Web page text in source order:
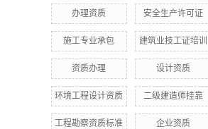
办理资质 安全生产许可证
施工专业承包 建筑业技工证培训
资质办理 设计资质
环境工程设计资质 二级建造师挂靠
工程勘察资质标准 企业资质